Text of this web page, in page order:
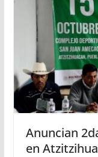
Anuncian
en